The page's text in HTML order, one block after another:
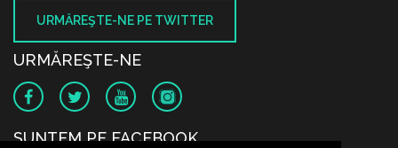
URMĂREŞTE-NE PE TWITTER
URMĂREŞTE-NE
SUNTEM PE FACEBOOK